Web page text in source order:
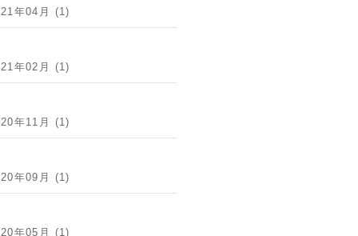
年04月 (1)
年02月 (1)
年11月 (1)
年09月 (1)
年05月 (1)